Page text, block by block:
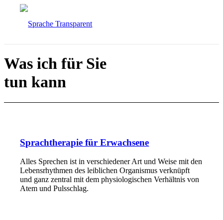
Was ich für Sie
tun kann
Sprachtherapie für Erwachsene
Alles Sprechen ist in verschiedener Art und Weise mit den
Lebensrhythmen des leiblichen Organismus verknüpft
und ganz zentral mit dem physiologischen Verhältnis von
Atem und Pulsschlag.